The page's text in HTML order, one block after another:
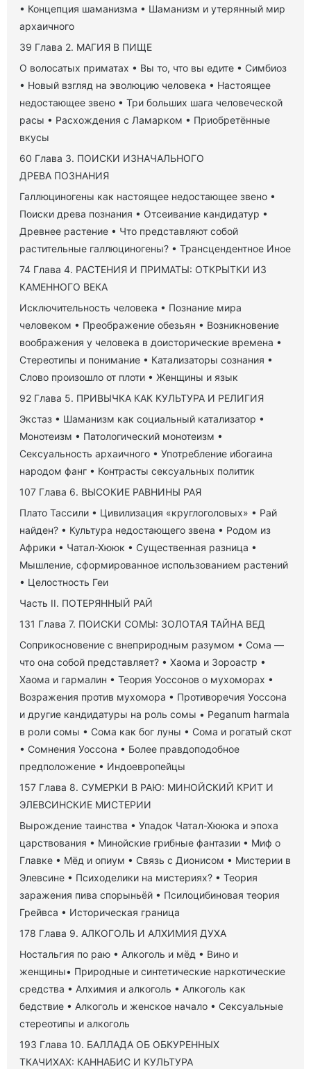
• Концепция шаманизма • Шаманизм и утерянный мир
архаичного
39 Глава 2. МАГИЯ В ПИЩЕ
О волосатых приматах • Вы то, что вы едите • Симбиоз
• Новый взгляд на эволюцию человека • Настоящее
недостающее звено • Три больших шага человеческой
расы • Расхождения с Ламарком • Приобретённые
вкусы
60 Глава 3. ПОИСКИ ИЗНАЧАЛЬНОГО
ДРЕВА ПОЗНАНИЯ
Галлюциногены как настоящее недостающее звено •
Поиски древа познания • Отсеивание кандидатур •
Древнее растение • Что представляют собой
растительные галлюциногены? • Трансцендентное Иное
74 Глава 4. РАСТЕНИЯ И ПРИМАТЫ: ОТКРЫТКИ ИЗ
КАМЕННОГО ВЕКА
Исключительность человека • Познание мира
человеком • Преображение обезьян • Возникновение
воображения у человека в доисторические времена •
Стереотипы и понимание • Катализаторы сознания •
Слово произошло от плоти • Женщины и язык
92 Глава 5. ПРИВЫЧКА КАК КУЛЬТУРА И РЕЛИГИЯ
Экстаз • Шаманизм как социальный катализатор •
Монотеизм • Патологический монотеизм •
Сексуальность архаичного • Употребление ибогаина
народом фанг • Контрасты сексуальных политик
107 Глава 6. ВЫСОКИЕ РАВНИНЫ РАЯ
Плато Тассили • Цивилизация «круглоголовых» • Рай
найден? • Культура недостающего звена • Родом из
Африки • Чатал-Хююк • Существенная разница •
Мышление, сформированное использованием растений
• Целостность Геи
Часть II. ПОТЕРЯННЫЙ РАЙ
131 Глава 7. ПОИСКИ СОМЫ: ЗОЛОТАЯ ТАЙНА ВЕД
Соприкосновение с внеприродным разумом • Сома —
что она собой представляет? • Хаома и Зороастр •
Хаома и гармалин • Теория Уоссонов о мухоморах •
Возражения против мухомора • Противоречия Уоссона
и другие кандидатуры на роль сомы • Peganum harmala
в роли сомы • Сома как бог луны • Сома и рогатый скот
• Сомнения Уоссона • Более правдоподобное
предположение • Индоевропейцы
157 Глава 8. СУМЕРКИ В РАЮ: МИНОЙСКИЙ КРИТ И
ЭЛЕВСИНСКИЕ МИСТЕРИИ
Вырождение таинства • Упадок Чатал-Хююка и эпоха
царствования • Минойские грибные фантазии • Миф о
Главке • Мёд и опиум • Связь с Дионисом • Мистерии в
Элевсине • Психоделики на мистериях? • Теория
заражения пива спорыньёй • Псилоцибиновая теория
Грейвса • Историческая граница
178 Глава 9. АЛКОГОЛЬ И АЛХИМИЯ ДУХА
Ностальгия по раю • Алкоголь и мёд • Вино и
женщины• Природные и синтетические наркотические
средства • Алхимия и алкоголь • Алкоголь как
бедствие • Алкоголь и женское начало • Сексуальные
стереотипы и алкоголь
193 Глава 10. БАЛЛАДА ОБ ОБКУРЕННЫХ
ТКАЧИХАХ: КАННАБИС И КУЛЬТУРА